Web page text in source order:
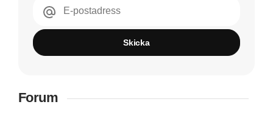
E-postadress
Skicka
Forum